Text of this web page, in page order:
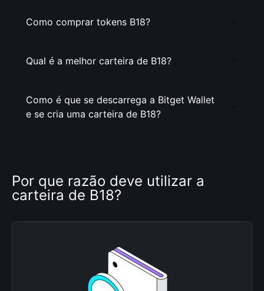
Como comprar tokens B18?
Qual é a melhor carteira de B18?
Como é que se descarrega a Bitget Wallet
e se cria uma carteira de B18?
Por que razão deve utilizar a
carteira de B18?